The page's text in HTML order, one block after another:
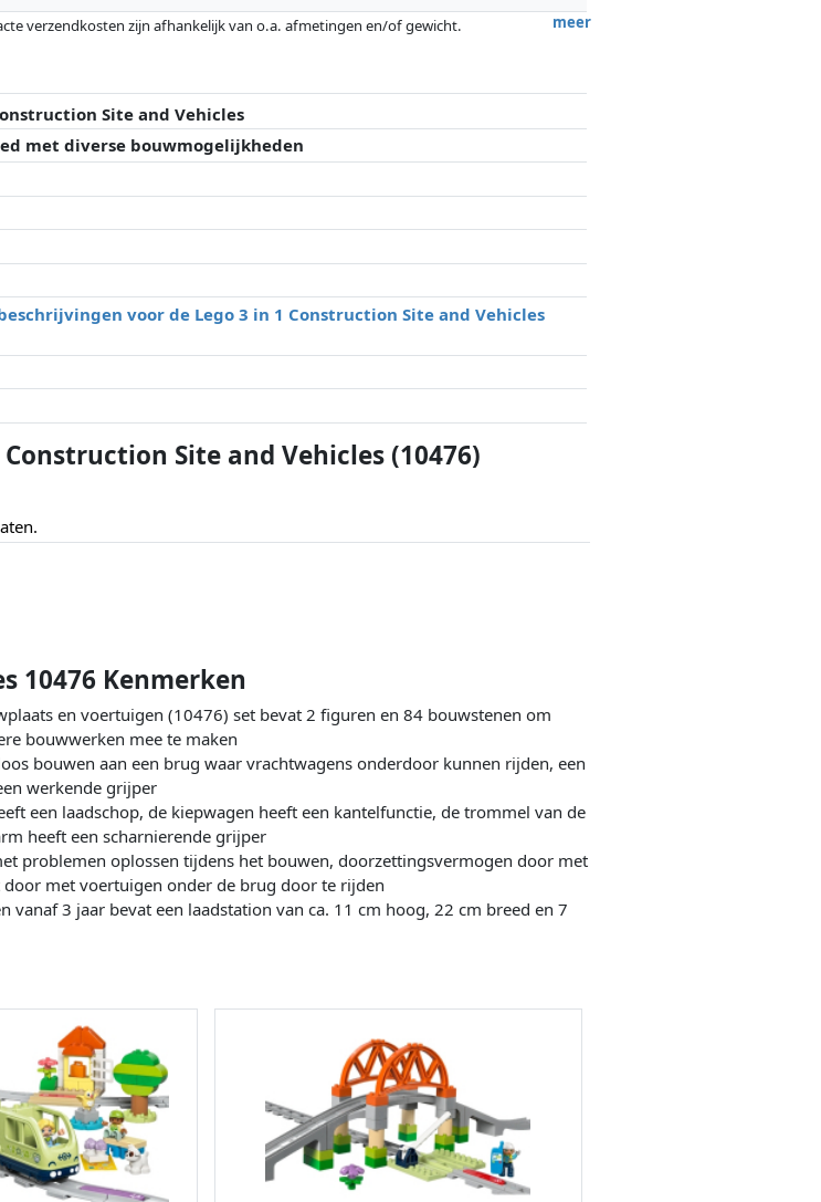
meer
verzendkosten zijn afhankelijk van o.a. afmetingen en/of gewicht.
de volgorde beïnvloeden.
Site and Vehicles
met diverse bouwmogelijkheden
voor de Lego 3 in 1 Construction Site and Vehicles
Site and Vehicles (10476)
10476 Kenmerken
en voertuigen (10476) set bevat 2 figuren en 84 bouwstenen om
bouwwerken mee te maken
bouwen aan een brug waar vrachtwagens onderdoor kunnen rijden, een
werkende grijper
een laadschop, de kiepwagen heeft een kantelfunctie, de trommel van de
heeft een scharnierende grijper
problemen oplossen tijdens het bouwen, doorzettingsvermogen door met
met voertuigen onder de brug door te rijden
vanaf 3 jaar bevat een laadstation van ca. 11 cm hoog, 22 cm breed en 7